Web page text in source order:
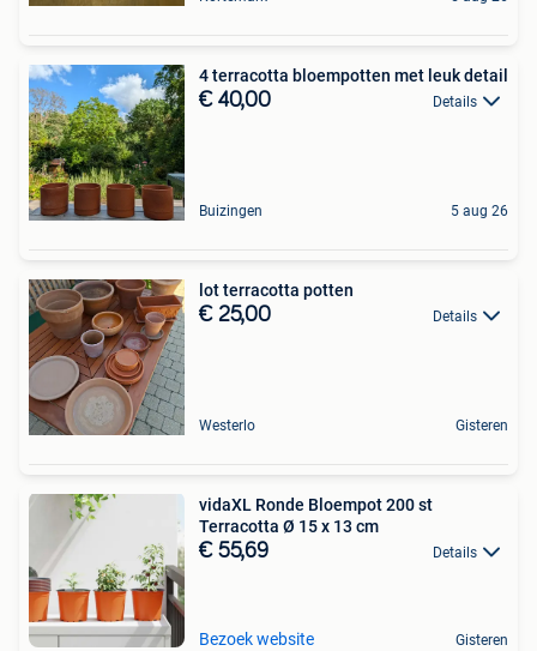
4 terracotta bloempotten met leuk detail
€ 40,00 Details
Buizingen 5 aug 26
lot terracotta potten
€ 25,00 Details
Westerlo Gisteren
vidaXL Ronde Bloempot 200 st
Terracotta Ø 15 x 13 cm
€ 55,69 Details
Bezoek website Gisteren